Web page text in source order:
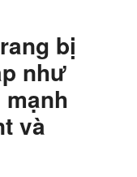
bị
như
và